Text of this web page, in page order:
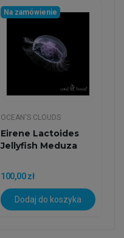
Na zamówienie
OCEAN'S CLOUDS
Eirene Lactoides
Jellyfish Meduza
100,00 zł
Dodaj do koszyka